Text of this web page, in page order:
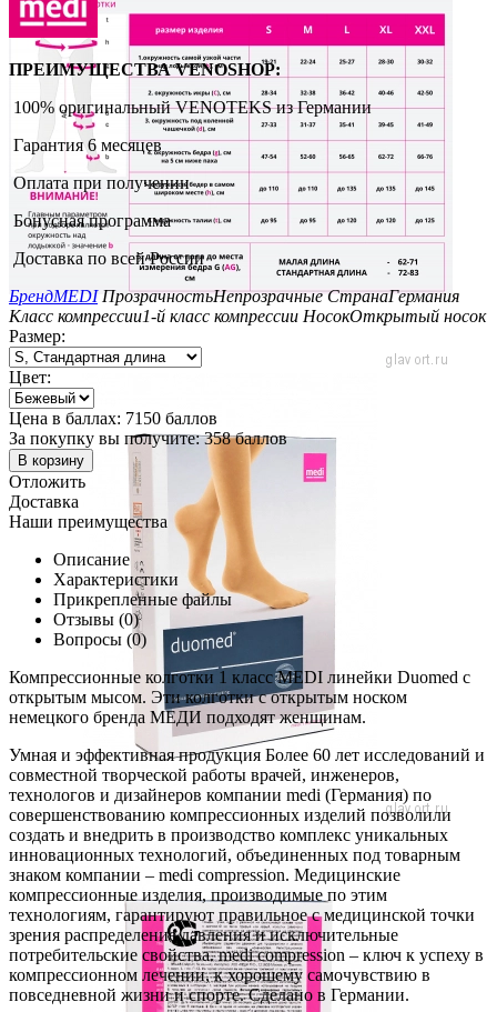
ПРЕИМУЩЕСТВА VENOSHOP:
100% оригинальный VENOTEKS из Германии
Гарантия 6 месяцев
Оплата при получении
Бонусная программа
Доставка по всей России
БрендMEDI ПрозрачностьНепрозрачные СтранаГермания
Класс компрессии1-й класс компрессии НосокОткрытый носок
Размер:
Цвет:
Цена в баллах: 7150 баллов
За покупку вы получите: 358 баллов
В корзину
Отложить
Доставка
Наши преимущества
Описание
Характеристики
Прикрепленные файлы
Отзывы (0)
Вопросы (0)
Компрессионные колготки 1 класс MEDI линейки Duomed с
открытым мысом. Эти колготки c открытым носком
немецкого бренда МЕДИ подходят женщинам.
Умная и эффективная продукция Более 60 лет исследований и
совместной творческой работы врачей, инженеров,
технологов и дизайнеров компании medi (Германия) по
совершенствованию компрессионных изделий позволили
создать и внедрить в производство комплекс уникальных
инновационных технологий, объединенных под товарным
знаком компании – medi compression. Медицинские
компрессионные изделия, производимые по этим
технологиям, гарантируют правильное с медицинской точки
зрения распределение давления и исключительные
потребительские свойства. medi compression – ключ к успеху в
компрессионном лечении, к хорошему самочувствию в
повседневной жизни и спорте. Сделано в Германии.